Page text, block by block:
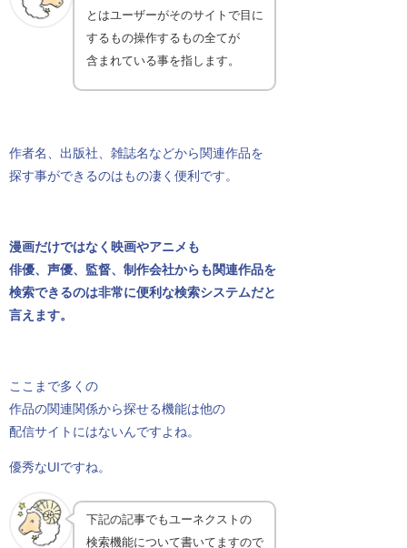
とはユーザーがそのサイトで目に
するもの操作するもの全てが
含まれている事を指します。
作者名、出版社、雑誌名などから関連作品を
探す事ができるのはもの凄く便利です。
漫画だけではなく映画やアニメも
俳優、声優、監督、制作会社からも関連作品を
検索できるのは非常に便利な検索システムだと
言えます。
ここまで多くの
作品の関連関係から探せる機能は他の
配信サイトにはないんですよね。
優秀なUIですね。
下記の記事でもユーネクストの
検索機能について書いてますので